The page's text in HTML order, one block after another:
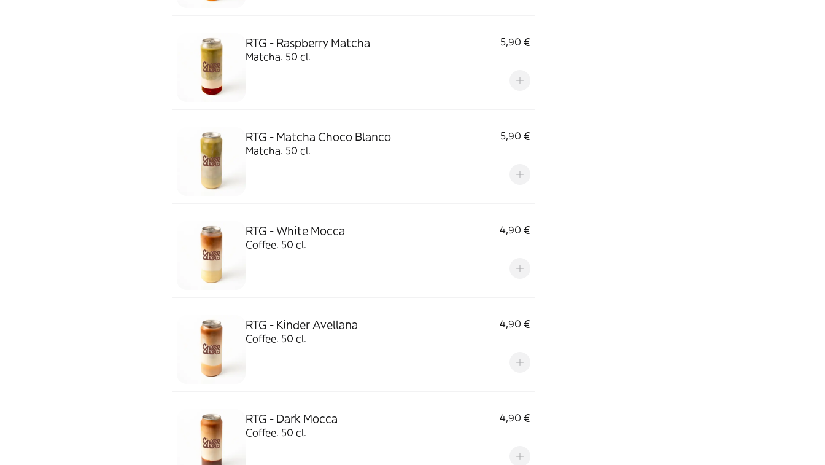
RTG - Raspberry Matcha
5,90 €
Matcha. 50 cl.
RTG - Matcha Choco Blanco
5,90 €
Matcha. 50 cl.
RTG - White Mocca
4,90 €
Coffee. 50 cl.
RTG - Kinder Avellana
4,90 €
Coffee. 50 cl.
RTG - Dark Mocca
4,90 €
Coffee. 50 cl.